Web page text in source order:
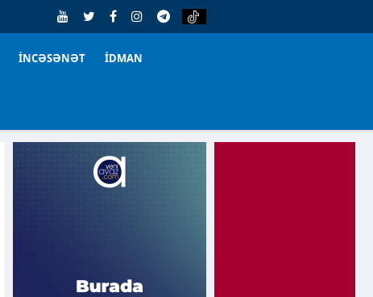
İNCƏSƏNƏT İDMAN